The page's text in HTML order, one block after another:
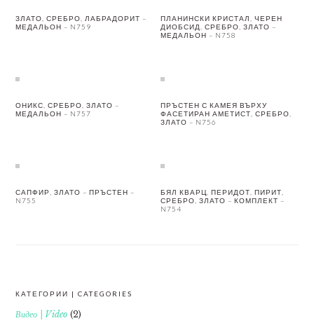
ЗЛАТО, СРЕБРО, ЛАБРАДОРИТ –
МЕДАЛЬОН – N759
ПЛАНИНСКИ КРИСТАЛ, ЧЕРЕН
ДИОБСИД, СРЕБРО, ЗЛАТО –
МЕДАЛЬОН – N758
ОНИКС, СРЕБРО, ЗЛАТО –
МЕДАЛЬОН – N757
ПРЪСТЕН С КАМЕЯ ВЪРХУ
ФАСЕТИРАН АМЕТИСТ, СРЕБРО,
ЗЛАТО – N756
САПФИР, ЗЛАТО – ПРЪСТЕН –
N755
БЯЛ КВАРЦ, ПЕРИДОТ, ПИРИТ,
СРЕБРО, ЗЛАТО – КОМПЛЕКТ –
N754
FOOTER
КАТЕГОРИИ | CATEGORIES
Видео | Video (2)